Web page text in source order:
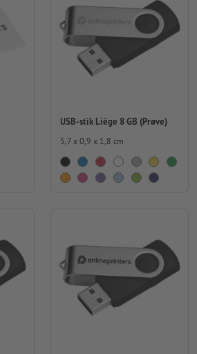
USB-stik Liège 8 GB (Prøve)
5,7 x 0,9 x 1,8 cm